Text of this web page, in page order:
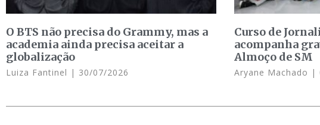
O BTS não precisa do Grammy, mas a
academia ainda precisa aceitar a
globalização
Luiza Fantinel 30/07/2026
Curso de
acompanha
Almoço de SM
Aryane Machado